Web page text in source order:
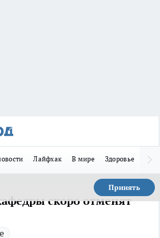
Лайфхак В мире Здоровье
Принять
скоро отменят